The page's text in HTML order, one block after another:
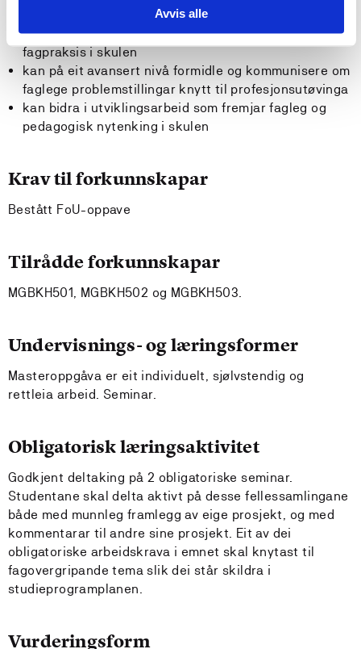
Avvis alle
kan analysere og vurdere relevante faglege og etiske
problemstillingar og gjennom dette bidra til betre
fagpraksis i skulen
kan på eit avansert nivå formidle og kommunisere om
faglege problemstillingar knytt til profesjonsutøvinga
kan bidra i utviklingsarbeid som fremjar fagleg og
pedagogisk nytenking i skulen
Krav til forkunnskapar
Bestått FoU-oppave
Tilrådde forkunnskapar
MGBKH501, MGBKH502 og MGBKH503.
Undervisnings- og læringsformer
Masteroppgåva er eit individuelt, sjølvstendig og
rettleia arbeid. Seminar.
Obligatorisk læringsaktivitet
Godkjent deltaking på 2 obligatoriske seminar.
Studentane skal delta aktivt på desse fellessamlingane
både med munnleg framlegg av eige prosjekt, og med
kommentarar til andre sine prosjekt. Eit av dei
obligatoriske arbeidskrava i emnet skal knytast til
fagovergripande tema slik dei står skildra i
studieprogramplanen.
Vurderingsform